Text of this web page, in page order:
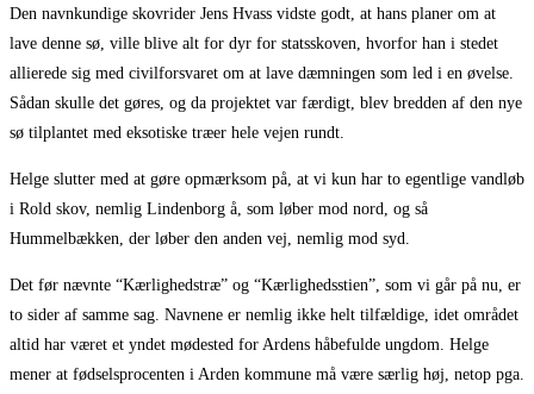
Den navnkundige skovrider Jens Hvass vidste godt, at hans planer om at
lave denne sø, ville blive alt for dyr for statsskoven, hvorfor han i stedet
allierede sig med civilforsvaret om at lave dæmningen som led i en øvelse.
Sådan skulle det gøres, og da projektet var færdigt, blev bredden af den nye
sø tilplantet med eksotiske træer hele vejen rundt.
Helge slutter med at gøre opmærksom på, at vi kun har to egentlige vandløb
i Rold skov, nemlig Lindenborg å, som løber mod nord, og så
Hummelbækken, der løber den anden vej, nemlig mod syd.
Det før nævnte “Kærlighedstræ” og “Kærlighedsstien”, som vi går på nu, er
to sider af samme sag. Navnene er nemlig ikke helt tilfældige, idet området
altid har været et yndet mødested for Ardens håbefulde ungdom. Helge
mener at fødselsprocenten i Arden kommune må være særlig høj, netop pga.